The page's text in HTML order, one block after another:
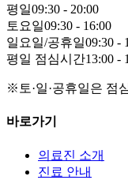
평일09:30 - 20:00
토요일09:30 - 16:00
일요일/공휴일09:30 -
평일 점심시간13:00 -
※토·일·공휴일은 점
바로가기
의료진 소개
진료 안내